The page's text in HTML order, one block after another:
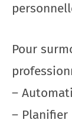
Pour
–
– Planifier